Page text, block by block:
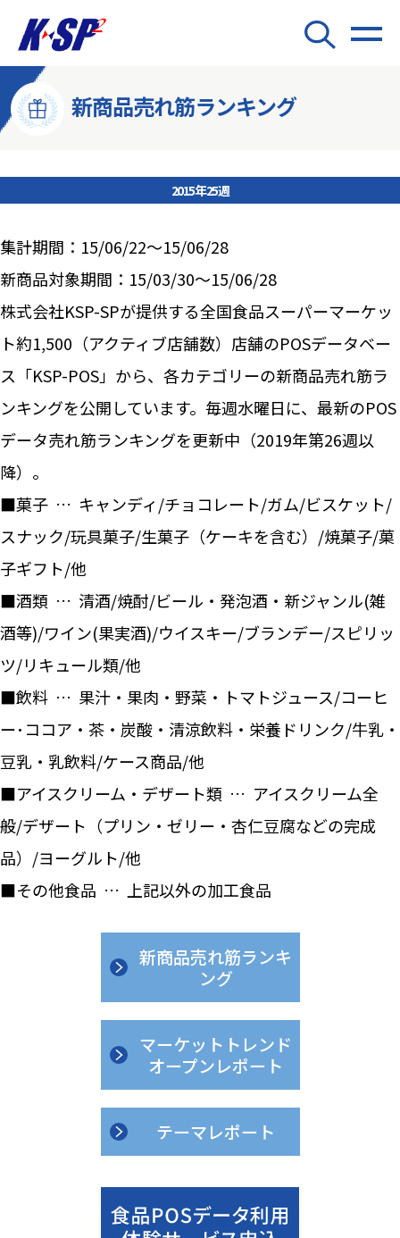
新商品売れ筋ランキング
2015年25週
集計期間：15/06/22～15/06/28
新商品対象期間：15/03/30～15/06/28
株式会社KSP-SPが提供する全国食品スーパーマーケッ
ト約1,500（アクティブ店舗数）店舗のPOSデータベー
ス「KSP-POS」から、各カテゴリーの新商品売れ筋ラ
ンキングを公開しています。毎週水曜日に、最新のPOS
データ売れ筋ランキングを更新中（2019年第26週以
降）。
■菓子 … キャンディ/チョコレート/ガム/ビスケット/
スナック/玩具菓子/生菓子（ケーキを含む）/焼菓子/菓
子ギフト/他
■酒類 … 清酒/焼酎/ビール・発泡酒・新ジャンル(雑
酒等)/ワイン(果実酒)/ウイスキー/ブランデー/スピリッ
ツ/リキュール類/他
■飲料 … 果汁・果肉・野菜・トマトジュース/コーヒ
ー･ココア・茶・炭酸・清涼飲料・栄養ドリンク/牛乳・
豆乳・乳飲料/ケース商品/他
■アイスクリーム・デザート類 … アイスクリーム全
般/デザート（プリン・ゼリー・杏仁豆腐などの完成
品）/ヨーグルト/他
■その他食品 … 上記以外の加工食品
新商品売れ筋ランキ
ング
マーケットトレンド
オープンレポート
テーマレポート